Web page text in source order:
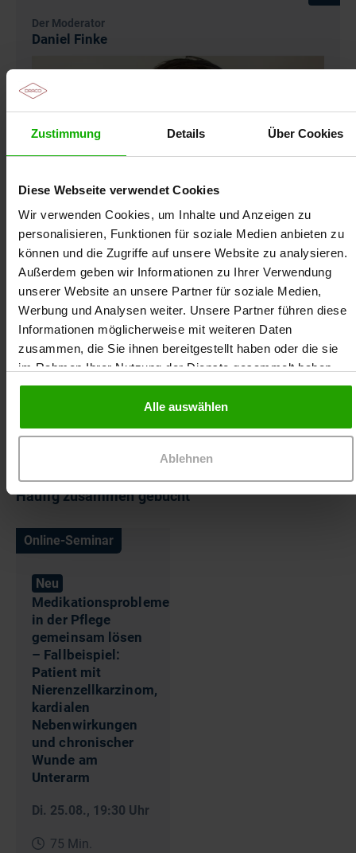
Zustimmung Details Über Cookies
Diese Webseite verwendet Cookies
Wir verwenden Cookies, um Inhalte und Anzeigen zu
personalisieren, Funktionen für soziale Medien anbieten zu
können und die Zugriffe auf unsere Website zu analysieren.
Außerdem geben wir Informationen zu Ihrer Verwendung
unserer Website an unsere Partner für soziale Medien,
Werbung und Analysen weiter. Unsere Partner führen diese
Informationen möglicherweise mit weiteren Daten
zusammen, die Sie ihnen bereitgestellt haben oder die sie
im Rahmen Ihrer Nutzung der Dienste gesammelt haben.
Alle auswählen
Ablehnen
Der Moderator
Daniel Finke
Daniel Finke ist Apotheker und neben dieser
Tätigkeit seit mehreren Jahren als Referent für
zahlreiche Apothekerkammern, Verbände und
Pflegeeinrichtungen tätig. Sein Schwerpunkt liegt
auf den praxisrelevanten Themen aus der
Selbstmedikation, der leitliniengerechten Therapie
und der Arzneimittel-Therapie-Sicherheit der
Häufig zusammen gebucht
Online-Seminar
Neu
Medikationsprobleme
in der Pflege
gemeinsam lösen
– Fallbeispiel:
Patient mit
Nierenzellkarzinom,
kardialen
Nebenwirkungen
und chronischer
Wunde am
Unterarm
Di. 25.08., 19:30 Uhr
75 Min.